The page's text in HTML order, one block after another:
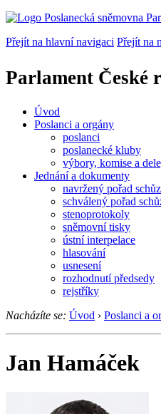
Přejít na hlavní navigaci Přejít na
Parlament České
Úvod
Poslanci a orgány
poslanci
poslanecké kluby
výbory, komise a
Jednání a dokumenty
navržený pořad
schválený pořad
stenoprotokoly
sněmovní tisky
ústní interpelace
hlasování
usnesení
rozhodnutí předsedy
rejstříky
Nacházíte se: Úvod › Poslanci a
Jan Hamáček